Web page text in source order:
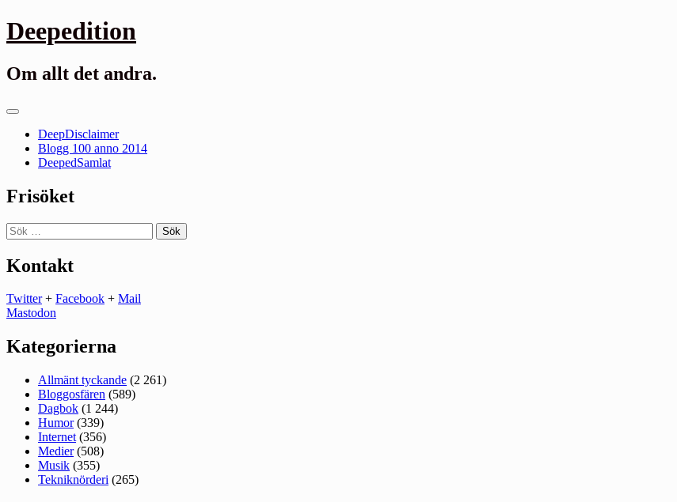
Gå
till
Deepedition
Om allt det andra.
Primär
DeepDisclaimer
Blogg 100 anno 2014
DeepedSamlat
Frisöket
Sök
efter:
Kontakt
Twitter+ Facebook + Mail
Mastodon
Kategorierna
Allmänt tyckande (2 261)
Bloggosfären (589)
Dagbok (1 244)
Humor(339)
Internet (356)
Medier(508)
Musik (355)
Tekniknörderi (265)